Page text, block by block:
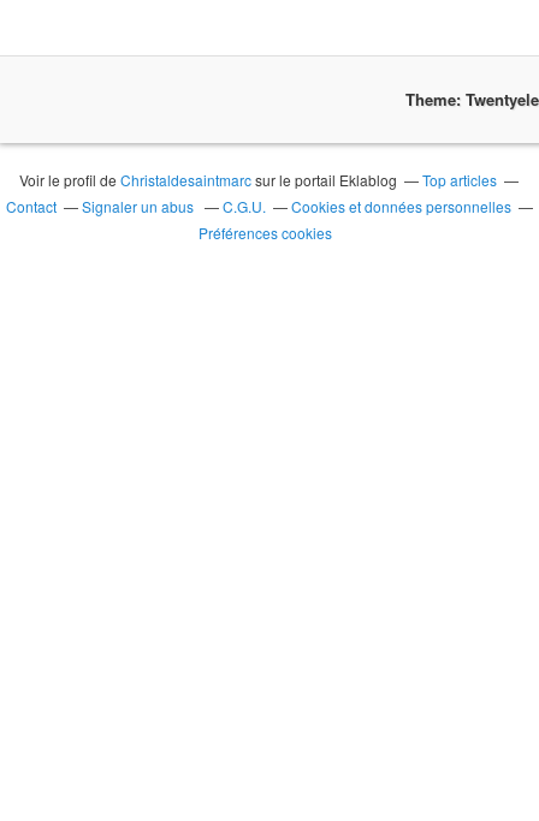
Theme:
Voir le profil deChristaldesaintmarcsur le portail Eklablog
Top articles
Contact
Signaler un abus C.G.U.
Cookies et données personnelles
Préférences cookies